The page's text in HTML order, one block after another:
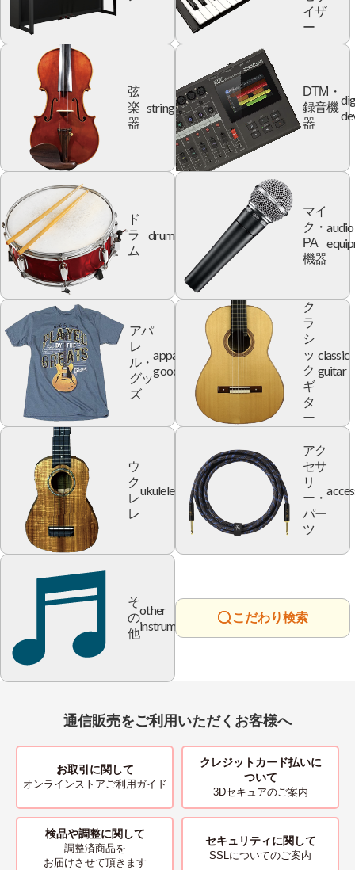
イザ
ー
弦
楽
器
string
DTM・
録音機
器
ド
ラ
ム
drum
マイ
ク・
PA
機器
audio
アパ
レ
ル・
グッ
ズ
apparel
goods
ク
ラ
シ
ッ
ク
ギ
タ
ー
classic
guitar
ウ
ク
レ
レ
ukulele
アク
セサ
リ
ー・
パー
ツ
そ
の
他
other
instrument
こだわり検索
通信販売をご利用いただくお客様へ
お取引に関して
オンラインストアご利用ガイド
クレジットカード払いに
ついて
3Dセキュアのご案内
検品や調整に関して
調整済商品を
お届けさせて頂きます
セキュリティに関して
SSLについてのご案内